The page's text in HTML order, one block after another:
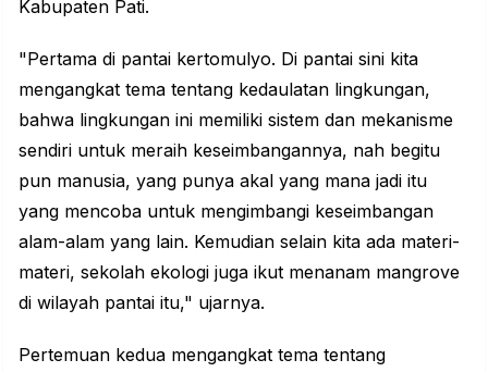
Kabupaten Pati.
"Pertama di pantai kertomulyo. Di pantai sini kita
mengangkat tema tentang kedaulatan lingkungan,
bahwa lingkungan ini memiliki sistem dan mekanisme
sendiri untuk meraih keseimbangannya, nah begitu
pun manusia, yang punya akal yang mana jadi itu
yang mencoba untuk mengimbangi keseimbangan
alam-alam yang lain. Kemudian selain kita ada materi-
materi, sekolah ekologi juga ikut menanam mangrove
di wilayah pantai itu," ujarnya.
Pertemuan kedua mengangkat tema tentang